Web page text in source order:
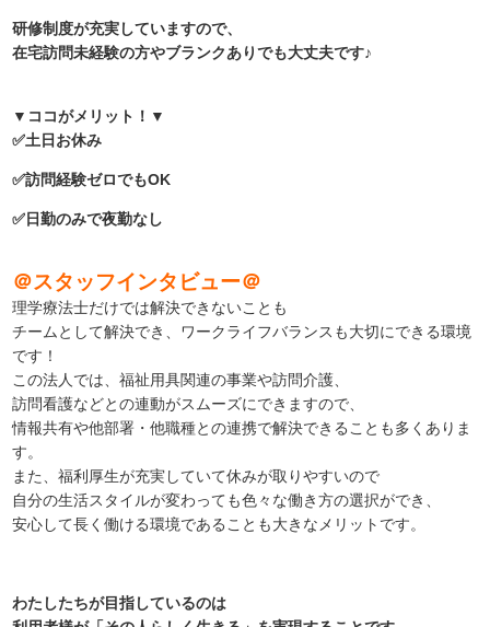
研修制度が充実していますので、
在宅訪問未経験の方やブランクありでも大丈夫です♪
▼ココがメリット！▼
✅土日お休み
✅訪問経験ゼロでもOK
✅日勤のみで夜勤なし
＠スタッフインタビュー＠
理学療法士だけでは解決できないことも
チームとして解決でき、ワークライフバランスも大切にできる環境
です！
この法人では、福祉用具関連の事業や訪問介護、
訪問看護などとの連動がスムーズにできますので、
情報共有や他部署・他職種との連携で解決できることも多くありま
す。
また、福利厚生が充実していて休みが取りやすいので
自分の生活スタイルが変わっても色々な働き方の選択ができ、
安心して長く働ける環境であることも大きなメリットです。
わたしたちが目指しているのは